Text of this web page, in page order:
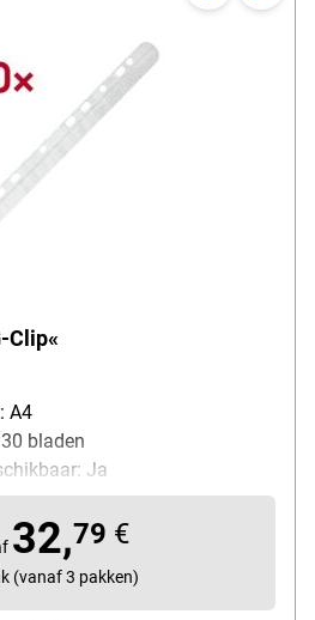
Clip«
A4
bladen
Ja
voor losse bladen,
klasseren
100 stuk(s)
32,79 €
(vanaf 3 pakken)